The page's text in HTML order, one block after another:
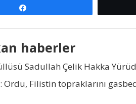
haberler
Sadullah Çelik Hakka
Ordu, Filistin topraklarını